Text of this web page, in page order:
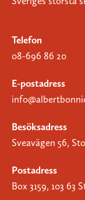
Telefon
08-696 86 20
E-postadress
Besöksadress
Sveavägen 56,
Postadress
Box 3159, 103 63